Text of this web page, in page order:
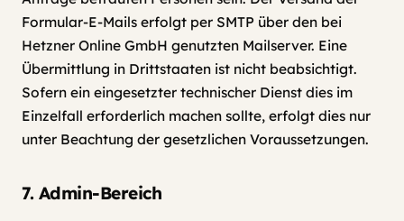
Formular-E-Mails erfolgt per SMTP über den bei
Hetzner Online GmbH genutzten Mailserver. Eine
Übermittlung in Drittstaaten ist nicht beabsichtigt.
Sofern ein eingesetzter technischer Dienst dies im
Einzelfall erforderlich machen sollte, erfolgt dies nur
unter Beachtung der gesetzlichen Voraussetzungen.
7. Admin-Bereich